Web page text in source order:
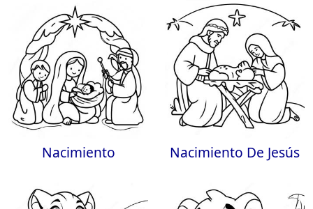
Nacimiento Nacimiento De Jesús